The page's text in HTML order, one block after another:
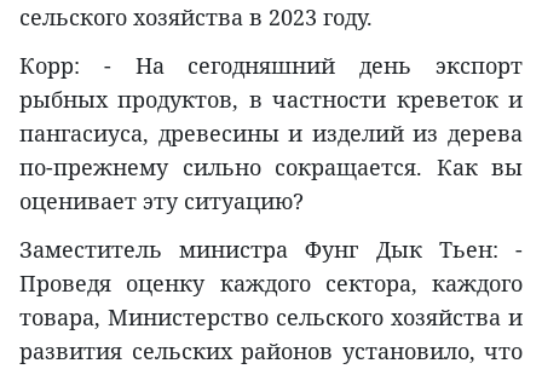
сельского хозяйства в 2023 году.
Корр: - На сегодняшний день экспорт
рыбных продуктов, в частности креветок и
пангасиуса, древесины и изделий из дерева
по-прежнему сильно сокращается. Как вы
оценивает эту ситуацию?
Заместитель министра Фунг Дык Тьен: -
Проведя оценку каждого сектора, каждого
товара, Министерство сельского хозяйства и
развития сельских районов установило, что